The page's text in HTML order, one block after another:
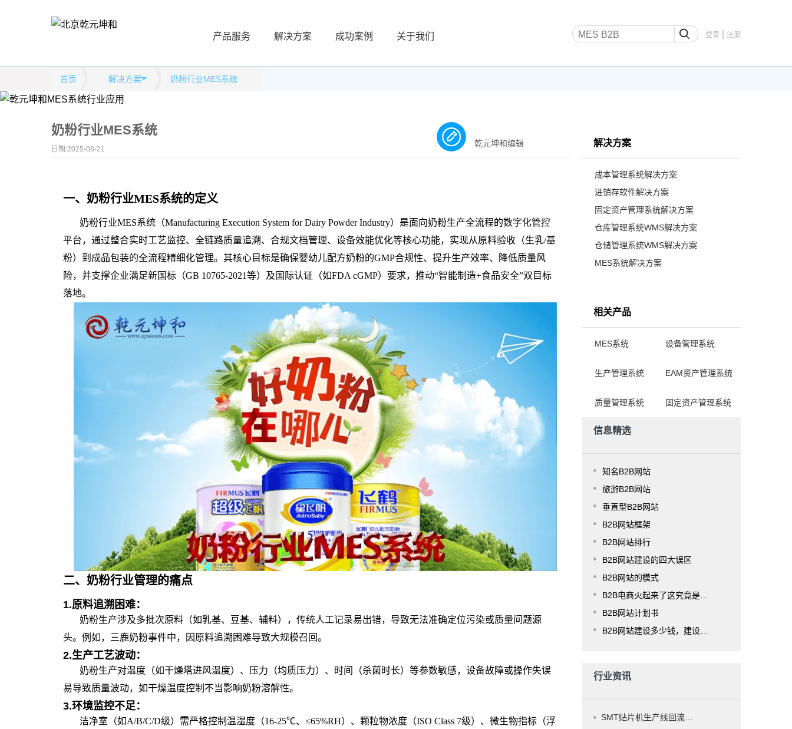
产品服务 解决方案 成功案例 关于我们 登录 注册
首页 解决方案 奶粉行业MES系统
奶粉行业MES系统
日期:2025-08-21
乾元坤和编辑
一、 奶粉行业MES系统的定义
奶粉行业MES系统（Manufacturing Execution System for Dairy Powder Industry）是面向奶粉生产全流程的数字化管控
平台，通过整合实时工艺监控、全链路质量追溯、合规文档管理、设备效能优化等核心功能，实现从原料验收（生乳/基
粉）到成品包装的全流程精细化管理。其核心目标是确保婴幼儿配方奶粉的GMP合规性、提升生产效率、降低质量风
险，并支撑企业满足新国标（GB 10765-2021等）及国际认证（如FDA cGMP）要求，推动“智能制造+食品安全”双目标
落地。
二、 奶粉行业管理的痛点
1.原料追溯困难：
奶粉生产涉及多批次原料（如乳基、豆基、辅料），传统人工记录易出错，导致无法准确定位污染或质量问题源
头。例如，三鹿奶粉事件中，因原料追溯困难导致大规模召回。
2.生产工艺波动：
奶粉生产对温度（如干燥塔进风温度）、压力（均质压力）、时间（杀菌时长）等参数敏感，设备故障或操作失误
易导致质量波动，如干燥温度控制不当影响奶粉溶解性。
3.环境监控不足：
洁净室（如A/B/C/D级）需严格控制温湿度（16-25℃、≤65%RH）、颗粒物浓度（ISO Class 7级）、微生物指标（浮
解决方案
成本管理系统解决方案
进销存软件解决方案
固定资产管理系统解决方案
仓库管理系统WMS解决方案
仓储管理系统WMS解决方案
MES系统解决方案
相关产品
MES系统 设备管理系统
生产管理系统 EAM资产管理系统
质量管理系统 固定资产管理系统
信息精选
知名B2B网站
旅游B2B网站
垂直型B2B网站
B2B网站框架
B2B网站排行
B2B网站建设的四大误区
B2B网站的模式
B2B电商火起来了这究竟是为什么？
B2B网站计划书
B2B网站建设多少钱，建设费用是多少？
行业资讯
SMT贴片机生产线回流焊工艺